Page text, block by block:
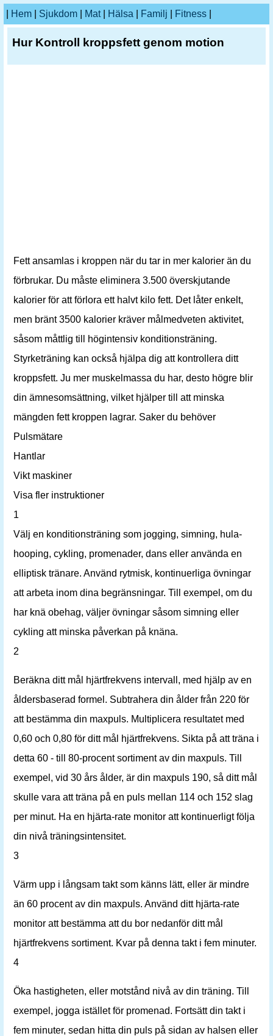
Hem Sjukdom Mat| Hälsa Familj Fitness
Hur Kontroll kroppsfett genom motion
Fett ansamlas i kroppen när du tar in mer kalorier än du
förbrukar. Du måste eliminera 3.500 överskjutande
kalorier för att förlora ett halvt kilo fett. Det låter enkelt,
men bränt 3500 kalorier kräver målmedveten aktivitet,
såsom måttlig till högintensiv konditionsträning.
Styrketräning kan också hjälpa dig att kontrollera ditt
kroppsfett. Ju mer muskelmassa du har, desto högre blir
din ämnesomsättning, vilket hjälper till att minska
mängden fett kroppen lagrar. Saker du behöver
Pulsmätare
Hantlar
Vikt maskiner
Visa fler instruktioner
1
Välj en konditionsträning som jogging, simning, hula-
hooping, cykling, promenader, dans eller använda en
elliptisk tränare. Använd rytmisk, kontinuerliga övningar
att arbeta inom dina begränsningar. Till exempel, om du
har knä obehag, väljer övningar såsom simning eller
cykling att minska påverkan på knäna.
2
Beräkna ditt mål hjärtfrekvens intervall, med hjälp av en
åldersbaserad formel. Subtrahera din ålder från 220 för
att bestämma din maxpuls. Multiplicera resultatet med
0,60 och 0,80 för ditt mål hjärtfrekvens. Sikta på att träna i
detta 60 - till 80-procent sortiment av din maxpuls. Till
exempel, vid 30 års ålder, är din maxpuls 190, så ditt mål
skulle vara att träna på en puls mellan 114 och 152 slag
per minut. Ha en hjärta-rate monitor att kontinuerligt följa
din nivå träningsintensitet.
3
Värm upp i långsam takt som känns lätt, eller är mindre
än 60 procent av din maxpuls. Använd ditt hjärta-rate
monitor att bestämma att du bor nedanför ditt mål
hjärtfrekvens sortiment. Kvar på denna takt i fem minuter.
4
Öka hastigheten, eller motstånd nivå av din träning. Till
exempel, jogga istället för promenad. Fortsätt din takt i
fem minuter, sedan hitta din puls på sidan av halsen eller